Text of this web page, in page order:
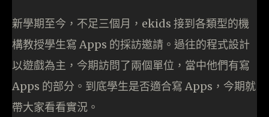
新學期至今，不足三個月，ekids 接到各類型的機
構教授學生寫 Apps 的採訪邀請。過往的程式設計
以遊戲為主，今期訪問了兩個單位，當中他們有寫
Apps 的部分。到底學生是否適合寫 Apps，今期就
帶大家看看實況。